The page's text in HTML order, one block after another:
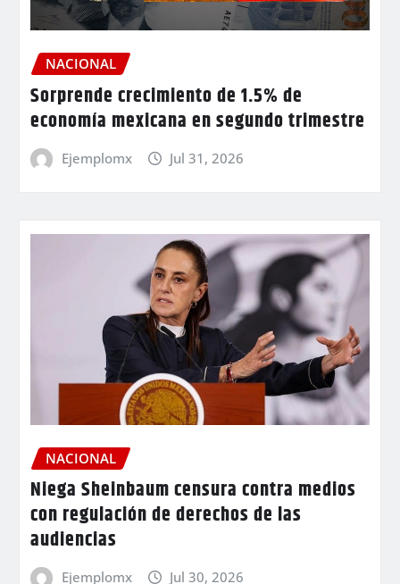
NACIONAL
Sorprende crecimiento de 1.5% de
economía mexicana en segundo trimestre
Ejemplomx Jul 31, 2026
NACIONAL
Niega Sheinbaum censura contra medios
con regulación de derechos de las
audiencias
Ejemplomx Jul 30, 2026